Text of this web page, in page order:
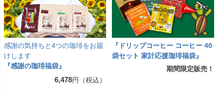
感謝の気持ちと4つの珈琲をお届
けします
『感謝の珈琲福袋』
6,478円（税込）
『ドリップコーヒー コーヒー 40
袋セット 家計応援珈琲福袋』
期間限定販売！